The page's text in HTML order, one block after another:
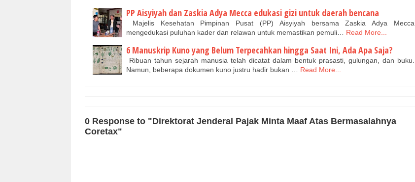
PP Aisyiyah dan Zaskia Adya Mecca edukasi gizi untuk daerah bencana
Majelis Kesehatan Pimpinan Pusat (PP) Aisyiyah bersama Zaskia Adya Mecca
mengedukasi puluhan kader dan relawan untuk memastikan pemuli…
Read More...
6 Manuskrip Kuno yang Belum Terpecahkan hingga Saat Ini, Ada Apa Saja?
Ribuan tahun sejarah manusia telah dicatat dalam bentuk prasasti, gulungan, dan buku.
Namun, beberapa dokumen kuno justru hadir bukan …
Read More...
0 Response to "Direktorat Jenderal Pajak Minta Maaf Atas Bermasalahnya
Coretax"